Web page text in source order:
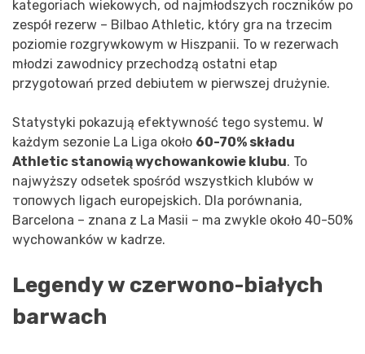
kategoriach wiekowych, od najmłodszych roczników po
zespół rezerw – Bilbao Athletic, który gra na trzecim
poziomie rozgrywkowym w Hiszpanii. To w rezerwach
młodzi zawodnicy przechodzą ostatni etap
przygotowań przed debiutem w pierwszej drużynie.
Statystyki pokazują efektywność tego systemu. W
każdym sezonie La Liga około 60-70% składu
Athletic stanowią wychowankowie klubu. To
najwyższy odsetek spośród wszystkich klubów w
топowych ligach europejskich. Dla porównania,
Barcelona – znana z La Masii – ma zwykle około 40-50%
wychowanków w kadrze.
Legendy w czerwono-białych
barwach